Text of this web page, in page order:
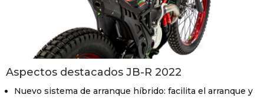
Aspectos destacados JB-R 2022
Nuevo sistema de arranque híbrido: facilita el arranque y